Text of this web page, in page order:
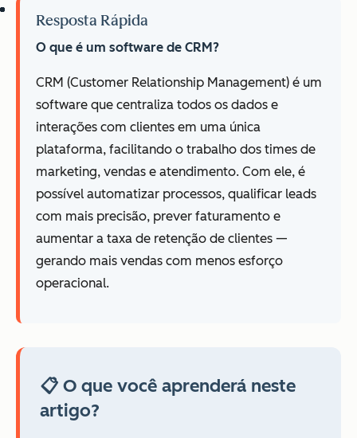
Resposta Rápida
O que é um software de CRM?
CRM (Customer Relationship Management) é um
software que centraliza todos os dados e
interações com clientes em uma única
plataforma, facilitando o trabalho dos times de
marketing, vendas e atendimento. Com ele, é
possível automatizar processos, qualificar leads
com mais precisão, prever faturamento e
aumentar a taxa de retenção de clientes —
gerando mais vendas com menos esforço
operacional.
📋 O que você aprenderá neste
artigo?